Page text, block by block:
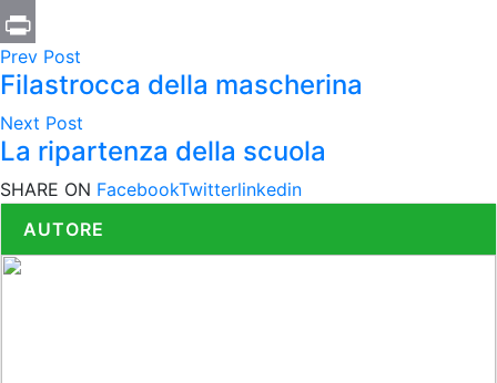
Email
Print
Prev Post
Filastrocca della mascherina
Next Post
La ripartenza della scuola
SHARE ON FacebookTwitterlinkedin
AUTORE